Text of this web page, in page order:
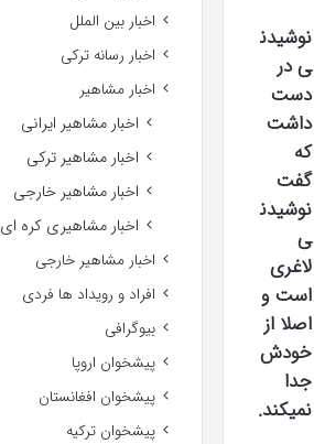
نوشیدن
ی در
دست
داشت
که
گفت
نوشیدن
ی
لاغری
است و
اصلا از
خودش
جدا
نمیکند.
اخبار بین الملل
اخبار رسانه ترکی
اخبار مشاهیر
اخبار مشاهیر ایرانی
اخبار مشاهیر ترکی
اخبار مشاهیر خارجی
اخبار مشاهیری کره ای
اخبار مشاهیر خارجی
افراد و رویداد ها فردی
بیوگرافی
پیشخوان اروپا
پیشخوان افغانستان
پیشخوان ترکیه